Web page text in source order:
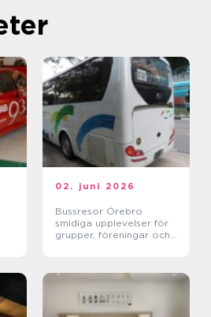
02. juni 2026
Bussresor Örebro
smidiga upplevelser för
grupper, föreningar och